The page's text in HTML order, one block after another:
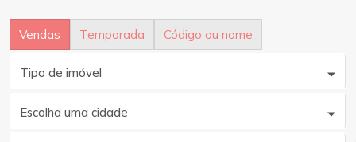
Vendas Temporada Código ou nome
Tipo de imóvel
Escolha uma cidade